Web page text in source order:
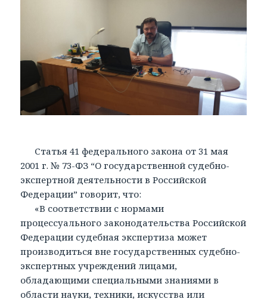
Статья 41 федерального закона от 31 мая
2001 г. № 73-ФЗ “О государственной судебно-
экспертной деятельности в Российской
Федерации” говорит, что:
«В соответствии с нормами
процессуального законодательства Российской
Федерации судебная экспертиза может
производиться вне государственных судебно-
экспертных учреждений лицами,
обладающими специальными знаниями в
области науки, техники, искусства или